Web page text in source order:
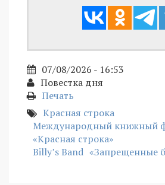
07/08/2026 - 16:53
Повестка дня
Печать
Красная строка
Международный книжный
«Красная строка»
Billy’s Band «Запрещенные